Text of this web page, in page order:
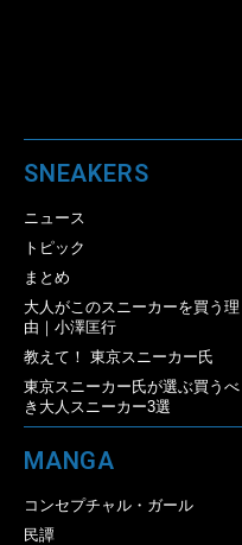
SNEAKERS
ニュース
トピック
まとめ
大人がこのスニーカーを買う理
由｜小澤匡行
教えて！ 東京スニーカー氏
東京スニーカー氏が選ぶ買うべ
き大人スニーカー3選
MANGA
コンセプチャル・ガール
民譚